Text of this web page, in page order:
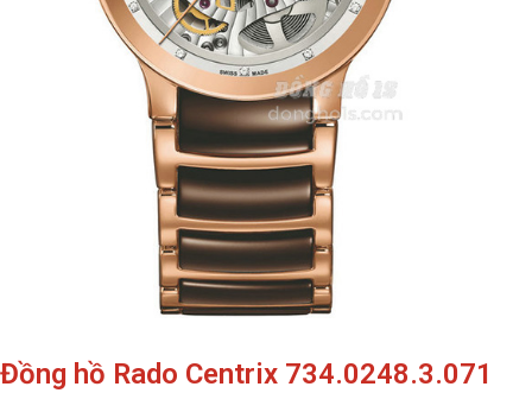
Đồng hồ Rado Centrix 734.0248.3.071